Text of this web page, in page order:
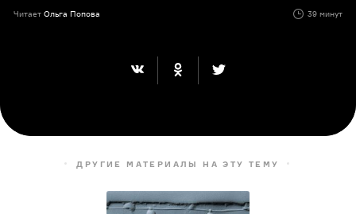
Читает Ольга Попова 39 минут
ДРУГИЕ МАТЕРИАЛЫ НА ЭТУ ТЕМУ